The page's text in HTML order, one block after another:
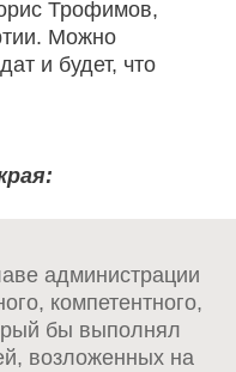
Трофимов,
Можно
и будет, что
администрации
компетентного,
бы выполнял
возложенных на